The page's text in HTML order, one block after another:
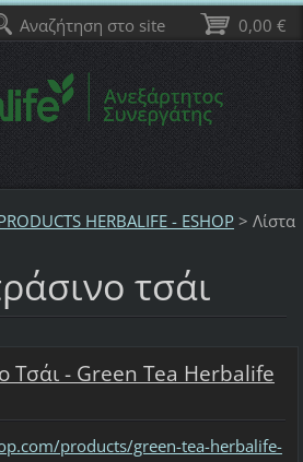
HERBALIFE - ESHOP > Λίστα
τσάι
Τσάι - Green Tea Herbalife
products/green-tea-herbalife-
0,00 €
Αναζήτηση στο site